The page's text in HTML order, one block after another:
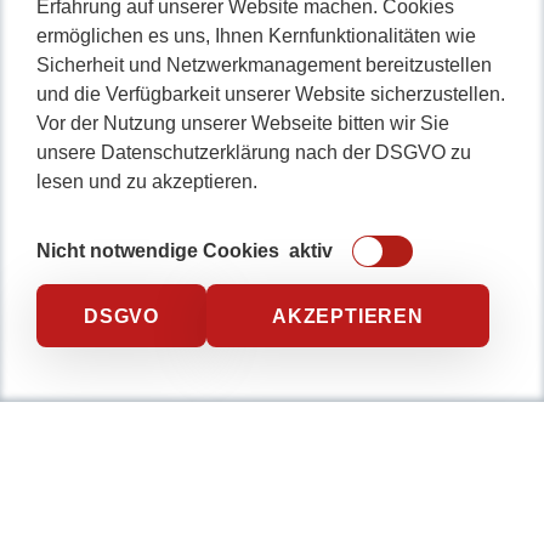
Erfahrung auf unserer Website machen. Cookies
ermöglichen es uns, Ihnen Kernfunktionalitäten wie
Sicherheit und Netzwerkmanagement bereitzustellen
und die Verfügbarkeit unserer Website sicherzustellen.
Vor der Nutzung unserer Webseite bitten wir Sie
unsere Datenschutzerklärung nach der DSGVO zu
lesen und zu akzeptieren.
Nicht notwendige Cookies aktiv
DSGVO AKZEPTIEREN
0234 / 904 8115